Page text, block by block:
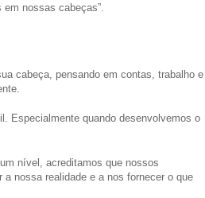
nossas cabeças”.
cabeça, pensando em contas, trabalho e
Especialmente quando desenvolvemos o
nível, acreditamos que nossos
nossa realidade e a nos fornecer o que